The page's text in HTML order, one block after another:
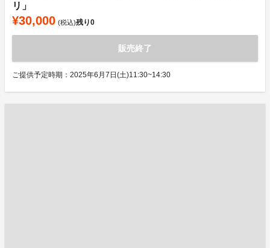
リ」
¥30,000 (税込)残り0
販売終了
ご提供予定時期：2025年6月7日(土)11:30~14:30